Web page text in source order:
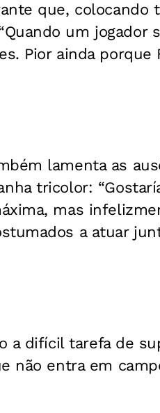
que, colocando
um jogador
Pior ainda porque
lamenta as
tricolor:
mas
a atuar
a difícil tarefa de
não entra em